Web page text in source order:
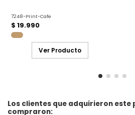
7248-Print-Cafe
$ 19.990
Ver Producto
Los clientes que adquirieron
compraron: